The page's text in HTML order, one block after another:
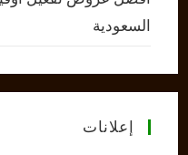
السعودية
إعلانات